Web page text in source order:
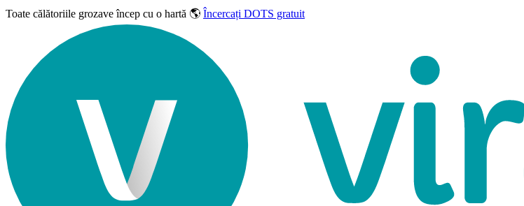
Toate călătoriile grozaveîncep cu o hartă 🌎 Încercați DOTS gratuit